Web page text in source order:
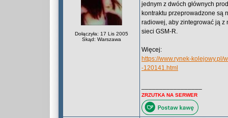
Dołączyła: 17 Lis 2005
Skąd: Warszawa
jednym z dwóch głównych
kontraktu przeprowadzone są
radiowej, aby zintegrować ją z
sieci GSM-R.
Więcej:
https://www.rynek-
-120141.html
ZRZUTKA NA SERWER